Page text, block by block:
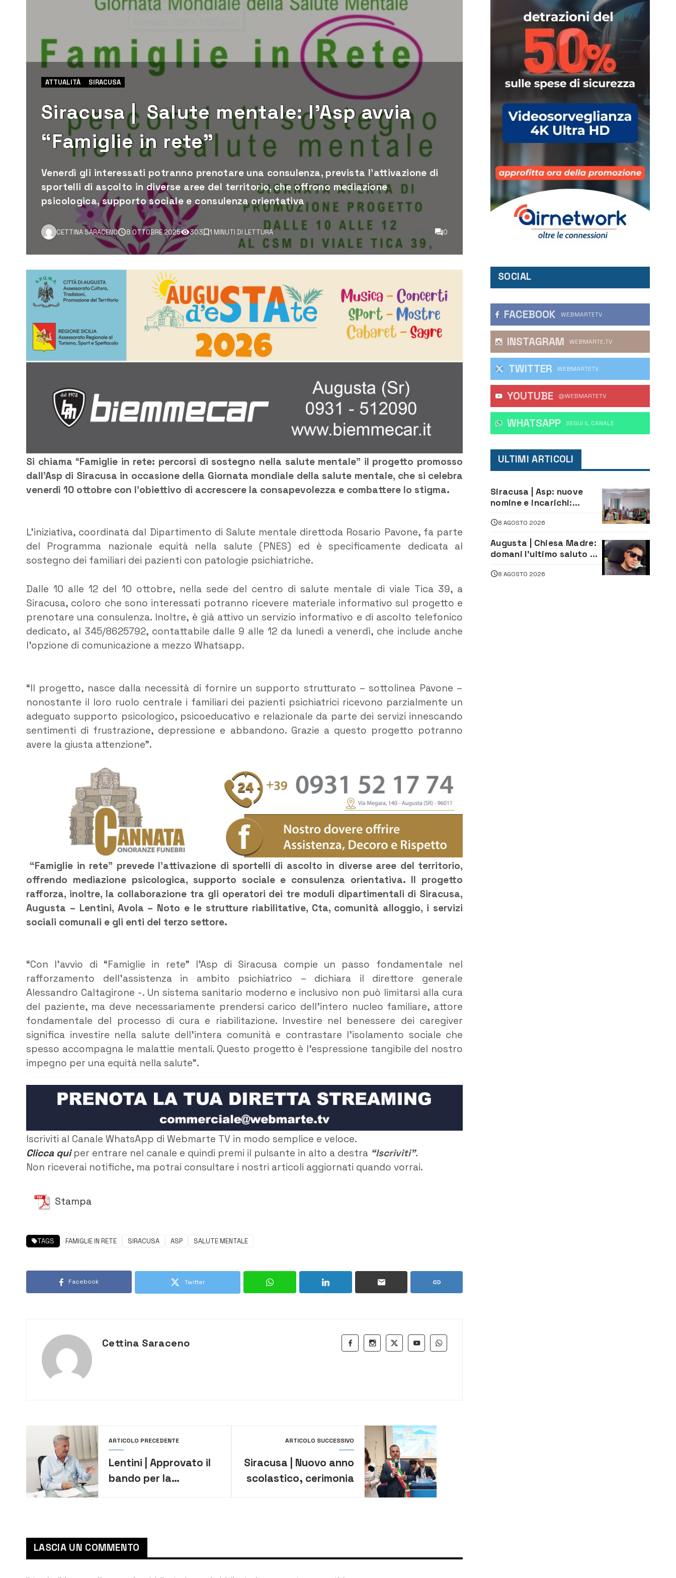
ATTUALITÀ SIRACUSA
Siracusa | Salute mentale: l’Asp avvia
“Famiglie in rete”
Venerdì gli interessati potranno prenotare una consulenza, prevista l'attivazione di
sportelli di ascolto in diverse aree del territorio, che offrono mediazione
psicologica, supporto sociale e consulenza orientativa
CETTINA SARACENO 8 OTTOBRE 2025 303 1 MINUTI DI LETTURA 0
Si chiama “Famiglie in rete: percorsi di sostegno nella salute mentale” il progetto promosso
dall’Asp di Siracusa in occasione della Giornata mondiale della salute mentale, che si celebra
venerdì 10 ottobre con l’obiettivo di accrescere la consapevolezza e combattere lo stigma.
L’iniziativa, coordinata dal Dipartimento di Salute mentale direttoda Rosario Pavone, fa parte
del Programma nazionale equità nella salute (PNES) ed è specificamente dedicata al
sostegno dei familiari dei pazienti con patologie psichiatriche.
Dalle 10 alle 12 del 10 ottobre, nella sede del centro di salute mentale di viale Tica 39, a
Siracusa, coloro che sono interessati potranno ricevere materiale informativo sul progetto e
prenotare una consulenza. Inoltre, è già attivo un servizio informativo e di ascolto telefonico
dedicato, al 345/8625792, contattabile dalle 9 alle 12 da lunedì a venerdì, che include anche
l’opzione di comunicazione a mezzo Whatsapp.
“Il progetto, nasce dalla necessità di fornire un supporto strutturato – sottolinea Pavone –
nonostante il loro ruolo centrale i familiari dei pazienti psichiatrici ricevono parzialmente un
adeguato supporto psicologico, psicoeducativo e relazionale da parte dei servizi innescando
sentimenti di frustrazione, depressione e abbandono. Grazie a questo progetto potranno
avere la giusta attenzione”.
“Famiglie in rete” prevede l’attivazione di sportelli di ascolto in diverse aree del territorio,
offrendo mediazione psicologica, supporto sociale e consulenza orientativa. Il progetto
rafforza, inoltre, la collaborazione tra gli operatori dei tre moduli dipartimentali di Siracusa,
Augusta – Lentini, Avola – Noto e le strutture riabilitative, Cta, comunità alloggio, i servizi
sociali comunali e gli enti del terzo settore.
“Con l’avvio di “Famiglie in rete” l’Asp di Siracusa compie un passo fondamentale nel
rafforzamento dell’assistenza in ambito psichiatrico – dichiara il direttore generale
Alessandro Caltagirone -. Un sistema sanitario moderno e inclusivo non può limitarsi alla cura
del paziente, ma deve necessariamente prendersi carico dell’intero nucleo familiare, attore
fondamentale del processo di cura e riabilitazione. Investire nel benessere dei caregiver
significa investire nella salute dell’intera comunità e contrastare l’isolamento sociale che
spesso accompagna le malattie mentali. Questo progetto è l’espressione tangibile del nostro
impegno per una equità nella salute”.
Iscriviti al Canale WhatsApp di Webmarte TV in modo semplice e veloce.
Clicca quiper entrare nel canale e quindi premi il pulsante in alto a destra “Iscriviti”.
Non riceverai notifiche, ma potrai consultare i nostri articoli aggiornati quando vorrai.
Stampa
TAGS FAMIGLIE IN RETE SIRACUSA ASP SALUTE MENTALE
Facebook Twitter
Cettina Saraceno
ARTICOLO PRECEDENTE
Lentini | Approvato il
bando per la
ARTICOLO SUCCESSIVO
Siracusa | Nuovo anno
scolastico, cerimonia
Turano
LASCIA UN COMMENTO
SOCIAL
FACEBOOK WEBMARTETV
INSTAGRAM WEBMARTE.TV
TWITTER WEBMARTETV
YOUTUBE @WEBMARTETV
WHATSAPP ‎SEGUI IL CANALE
ULTIMI ARTICOLI
Siracusa | Asp: nuove
nomine e incarichi:
di Sanità pubblica,
Matteliano al Servizio
Legale
8 AGOSTO 2026
Augusta | Chiesa Madre:
domani l’ultimo saluto ad
morto in un incidente
8 AGOSTO 2026